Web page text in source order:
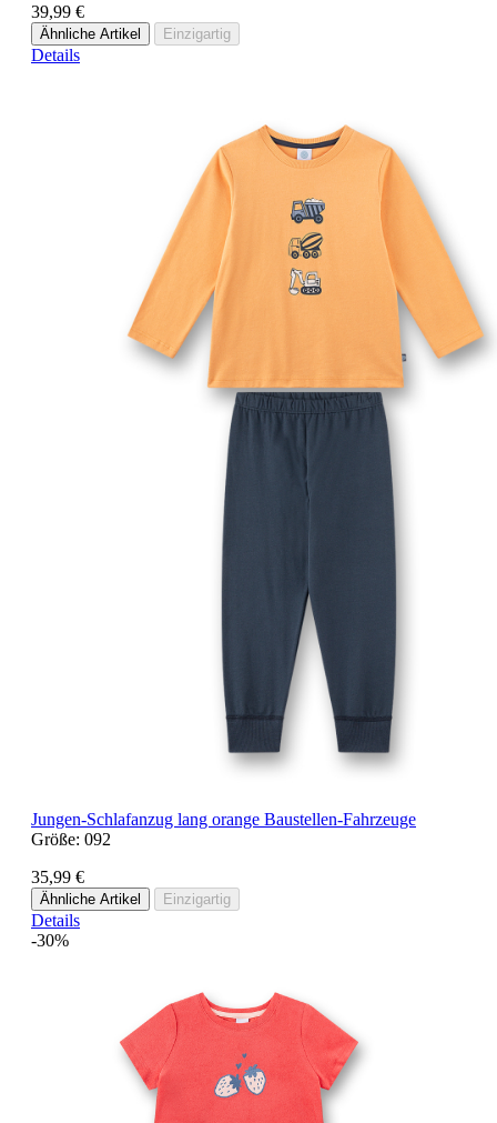
39,99 €
Ähnliche Artikel Einzigartig
Details
Jungen-Schlafanzug lang orange Baustellen-Fahrzeuge
Größe: 092
35,99 €
Ähnliche Artikel Einzigartig
Details
-30%